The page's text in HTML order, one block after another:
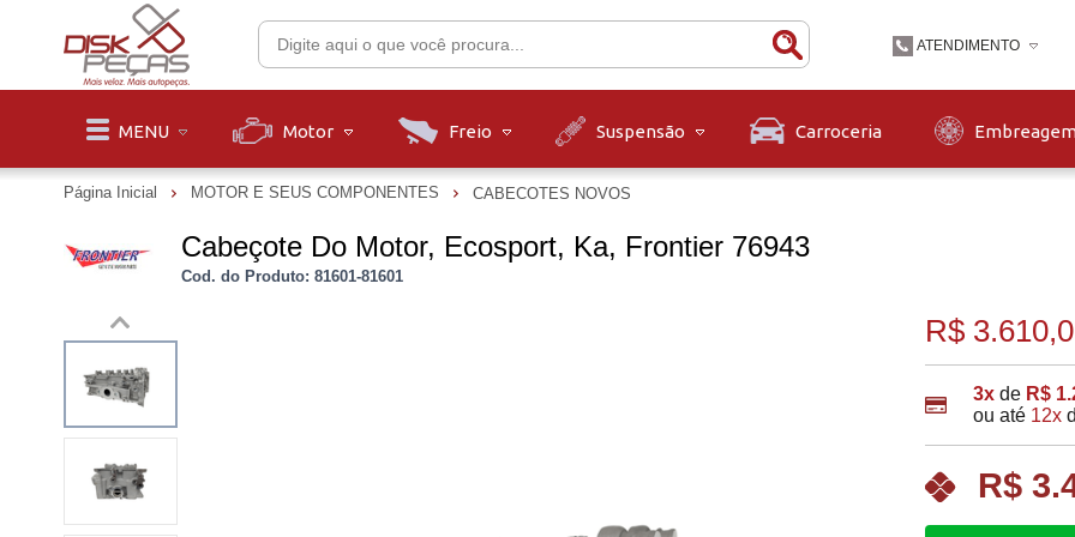
ATENDIMENTO
(47)36319900
MENU Motor Freio Suspensão Carroceria
Página Inicial MOTOR E SEUS COMPONENTES CABECOTES NOVOS
Cabeçote Do Motor, Ecosport, Ka, Frontier 76943
Cod. do Produto: 81601-81601
R$
3x de R$
ou até 12x
R$